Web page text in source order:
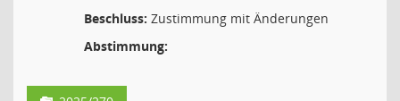
Beschluss: Zustimmung mit Änderungen
Abstimmung: